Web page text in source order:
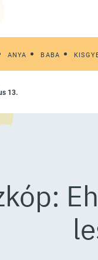
ANYA BABA
13.